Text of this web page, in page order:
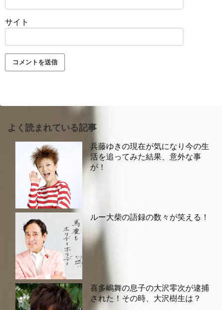
サイト
よく読まれている記事
兵藤ゆきの現在が気になり今の生
活を追ってみた結果、意外な事
が！
ルー大柴の語録の数々が笑える！
喜多嶋舞の息子の大沢零次が逮捕
された！その時、大沢樹生は？